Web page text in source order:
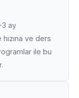
3 ay
ve ders
ile bu